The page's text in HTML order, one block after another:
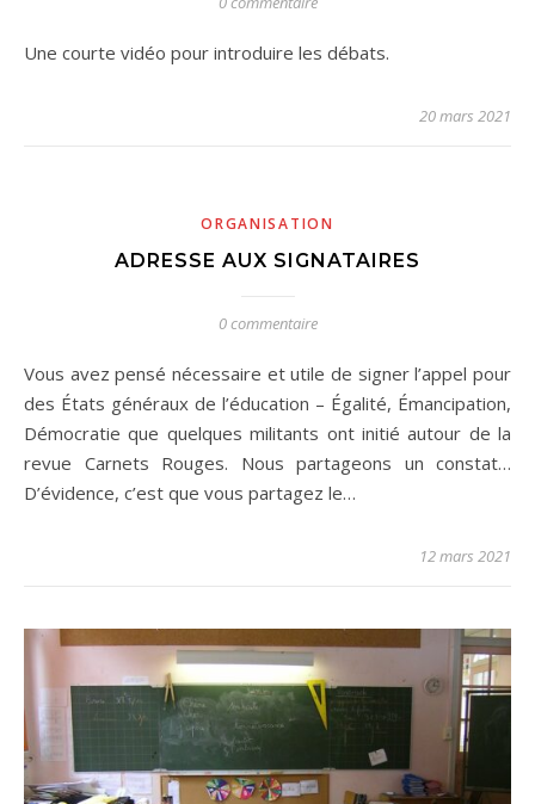
Une courte vidéo pour introduire les débats.
20 mars 2021
ORGANISATION
ADRESSE AUX SIGNATAIRES
0 commentaire
Vous avez pensé nécessaire et utile de signer l’appel pour
des États généraux de l’éducation – Égalité, Émancipation,
Démocratie que quelques militants ont initié autour de la
revue Carnets Rouges. Nous partageons un constat…
D’évidence, c’est que vous partagez le…
12 mars 2021